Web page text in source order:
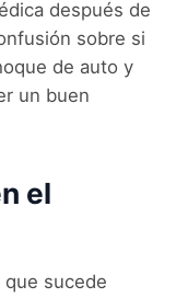
después de
sobre si
de auto y
un buen
el
sucede